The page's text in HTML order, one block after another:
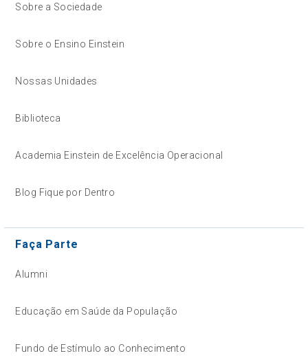
Sobre a Sociedade
Sobre o Ensino Einstein
Nossas Unidades
Biblioteca
Academia Einstein de Excelência Operacional
Blog Fique por Dentro
Faça Parte
Alumni
Educação em Saúde da População
Fundo de Estímulo ao Conhecimento